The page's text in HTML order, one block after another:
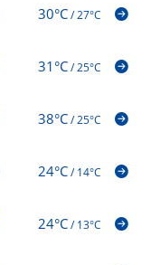
30°C/27°C
31°C/25°C
38°C/25°C
24°C/14°C
24°C/13°C